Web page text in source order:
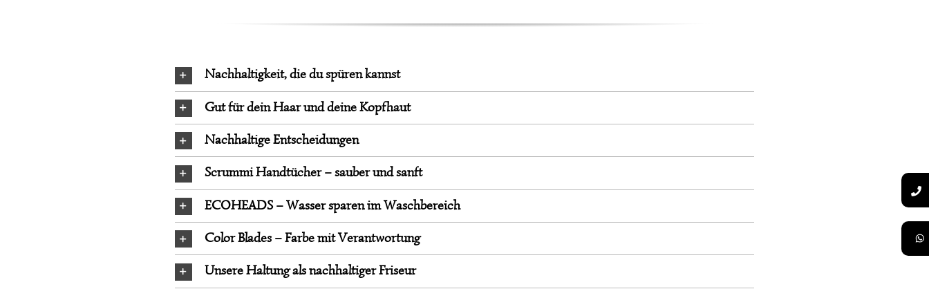
Nachhaltigkeit, die du spüren kannst
Gut für dein Haar und deine Kopfhaut
Nachhaltige Entscheidungen
Scrummi Handtücher – sauber und sanft
ECOHEADS – Wasser sparen im Waschbereich
Color Blades – Farbe mit Verantwortung
Unsere Haltung als nachhaltiger Friseur